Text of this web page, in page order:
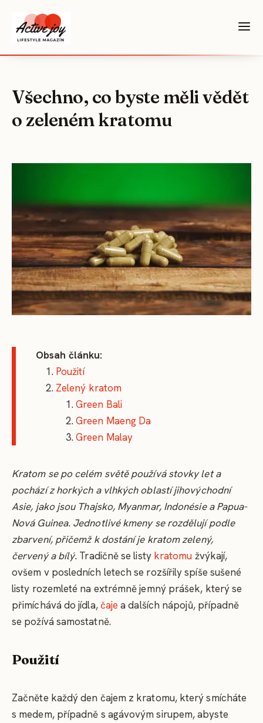
Všechno, co byste měli vědět
o zeleném kratomu
Obsah článku:
Použití
Zelený kratom
Green Bali
Green Maeng Da
Green Malay
Kratom se po celém světě používá stovky let a
pochází z horkých a vlhkých oblastí jihovýchodní
Asie, jako jsou Thajsko, Myanmar, Indonésie a Papua-
Nová Guinea. Jednotlivé kmeny se rozdělují podle
zbarvení, přičemž k dostání je kratom zelený,
červený a bílý. Tradičně se listy kratomu žvýkají,
ovšem v posledních letech se rozšířily spíše sušené
listy rozemleté na extrémně jemný prášek, který se
přimíchává do jídla,čaje a dalších nápojů, případně
se požívá samostatně.
Použití
Začněte každý den čajem z kratomu, který smícháte
s medem, případně s agávovým sirupem, abyste